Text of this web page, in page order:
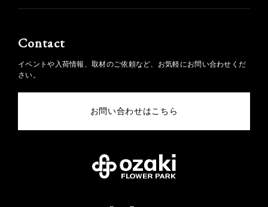
Contact
イベントや入荷情報、取材のご依頼など、お気軽にお問い合わせくだ
さい。
お問い合わせはこちら